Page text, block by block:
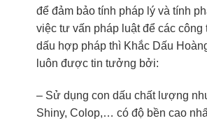
để đảm bảo tính pháp lý và tính
việc tư vấn pháp luật để các công
dấu hợp pháp thì Khắc Dấu
luôn được tin tưởng bởi:
– Sử dụng con dấu chất lượng
Shiny, Colop,… có độ bền cao